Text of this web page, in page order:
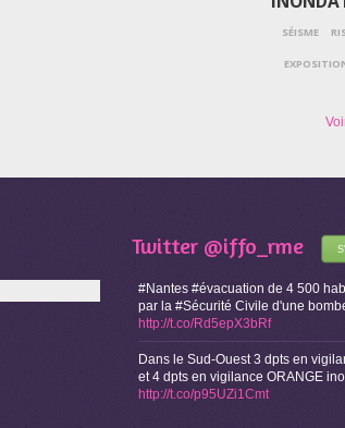
SÉISME
Twitter @iffo_rme
#Nantes #évacuation de 4 500
par la #Sécurité Civile d'une
http://t.co/Rd5epX3bRf
Dans le Sud-Ouest 3 dpts en
et 4 dpts en vigilance ORANGE
http://t.co/p95UZi1Cmt